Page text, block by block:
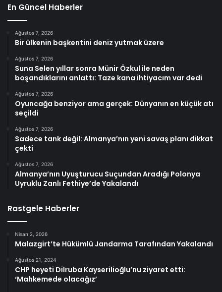
En Güncel Haberler
Ağustos 7, 2026
Bir ülkenin başkentini deniz yutmak üzere
Ağustos 7, 2026
Suna Selen yıllar sonra Münir Özkul ile neden
boşandıklarını anlattı: Taze kana ihtiyacım var dedi
Ağustos 7, 2026
Oyuncağa benziyor ama gerçek: Dünyanın en küçük atı
seçildi
Ağustos 7, 2026
Sadece tank değil: Almanya’nın yeni savaş planı dikkat
çekti
Ağustos 7, 2026
Almanya’nın Uyuşturucu Suçundan Aradığı Polonya
Uyruklu Zanlı Fethiye’de Yakalandı
Rastgele Haberler
Nisan 2, 2026
Malazgirt’te Hükümlü Jandarma Tarafından Yakalandı
Ağustos 21, 2024
CHP heyeti Dilruba Kayserilioğlu’nu ziyaret etti:
‘Mahkemede olacağız’